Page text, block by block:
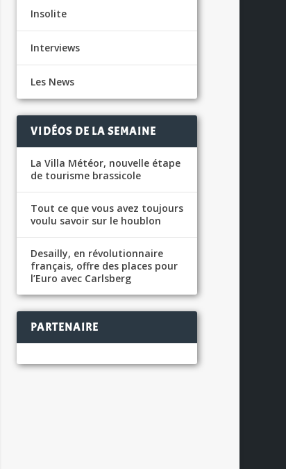
Insolite
Interviews
Les News
VIDÉOS DE LA SEMAINE
La Villa Météor, nouvelle étape
de tourisme brassicole
Tout ce que vous avez toujours
voulu savoir sur le houblon
Desailly, en révolutionnaire
français, offre des places pour
l’Euro avec Carlsberg
PARTENAIRE